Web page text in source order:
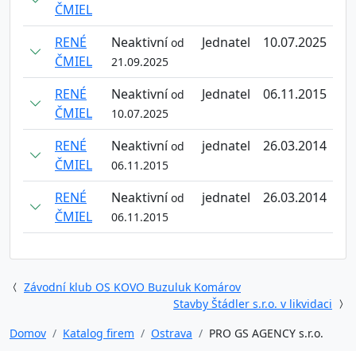
ČMIEL
RENÉ
ČMIEL
Neaktivníod
21.09.2025
Jednatel 10.07.2025
RENÉ
ČMIEL
Neaktivníod
10.07.2025
Jednatel 06.11.2015
RENÉ
ČMIEL
Neaktivníod
06.11.2015
jednatel 26.03.2014
RENÉ
ČMIEL
Neaktivníod
06.11.2015
jednatel 26.03.2014
Závodní klub OS KOVO Buzuluk Komárov
Stavby Štádler s.r.o. v likvidaci
Domov
Katalog firem Ostrava PRO GS AGENCY s.r.o.